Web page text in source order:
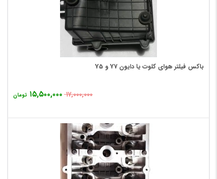
باکس فیلتر هوای کلوت یا دایون Y7 و Y5
۱۷,۰۰۰,۰۰۰ ۱۵,۵۰۰,۰۰۰ تومان